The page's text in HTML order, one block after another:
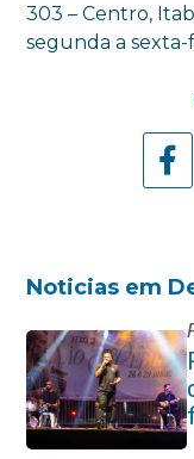
303 – Centro,
segunda a sexta-
Noticias em